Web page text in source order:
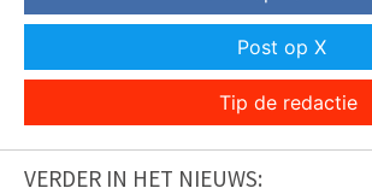
Post op X
Tip de redactie
VERDER IN HET NIEUWS: